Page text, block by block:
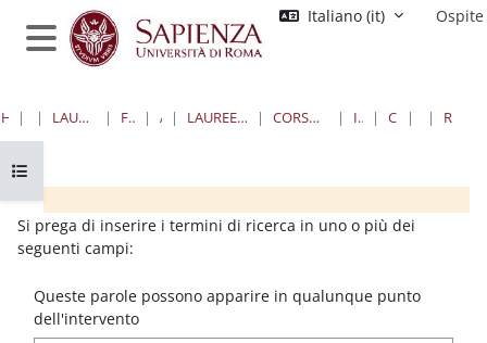
Vai al contenuto principale
Pannello laterale
Italiano ‎(it)‎ Ospite
Apri indice del corso
HOME CORSI LAUREE TRIENNALI, MAGISTRALI, A CICLO UNICO FARMACIA E MEDICINA AREA MEDICA LAUREE MAGISTRALI A CICLO UNICO IN MEDICINA E CHIRURGIA CORSO DI LAUREA "F" - INTERNATIONAL MEDICAL SCHOOL II YEAR II SEMESTER COORDINATION 2_2 FORUM
Blocchi
Blocchi
Blocchi
Blocchi
Si prega di inserire i termini di ricerca in uno o più dei
seguenti campi:
Queste parole possono apparire in qualunque punto
dell'intervento